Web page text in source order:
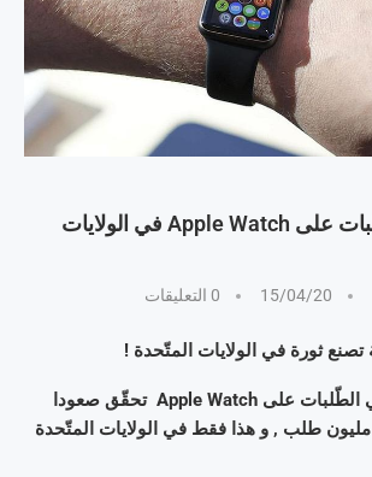
1 مليون من الطّلبات على Apple Watch في الولايات
15/04/20 0 التعليقات
لم تكد تصدر , ها هي الطّلبات على Apple Watch تحقّق صعودا
كبيرا حيث تعدّت 1 مليون طلب , و هذا فقط في الولايات المتّحدة